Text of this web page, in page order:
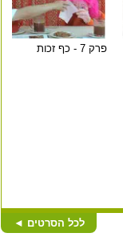
פרק 7 - כף זכות
לכל הסרטים ◄